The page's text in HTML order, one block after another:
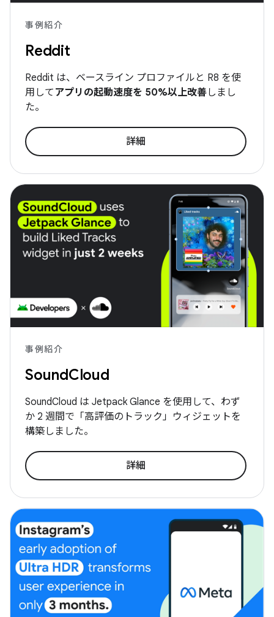
事例紹介
Reddit
Reddit は、ベースライン プロファイルと R8 を使
用して アプリの起動速度を 50%以上改善しまし
た。
詳細
事例紹介
SoundCloud
SoundCloud は Jetpack Glance を使用して、わず
か 2 週間で「高評価のトラック」ウィジェットを
構築しました。
詳細